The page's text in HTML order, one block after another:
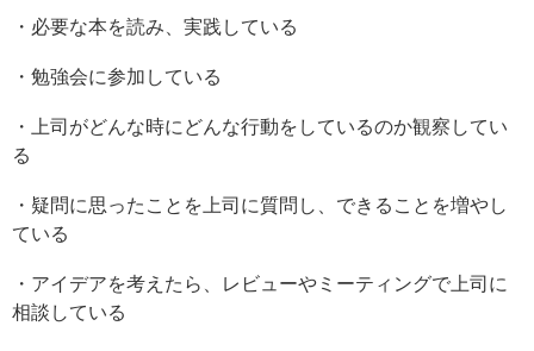
・必要な本を読み、実践している
・勉強会に参加している
・上司がどんな時にどんな行動をしているのか観察してい
る
・疑問に思ったことを上司に質問し、できることを増やし
ている
・アイデアを考えたら、レビューやミーティングで上司に
相談している